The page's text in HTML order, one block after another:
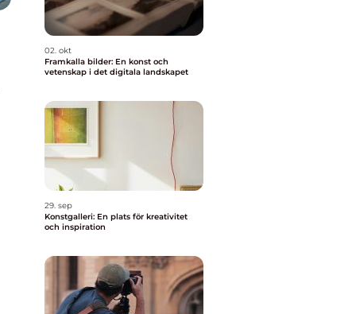
02. okt
Framkalla bilder: En konst och
vetenskap i det digitala landskapet
29. sep
Konstgalleri: En plats för kreativitet
och inspiration